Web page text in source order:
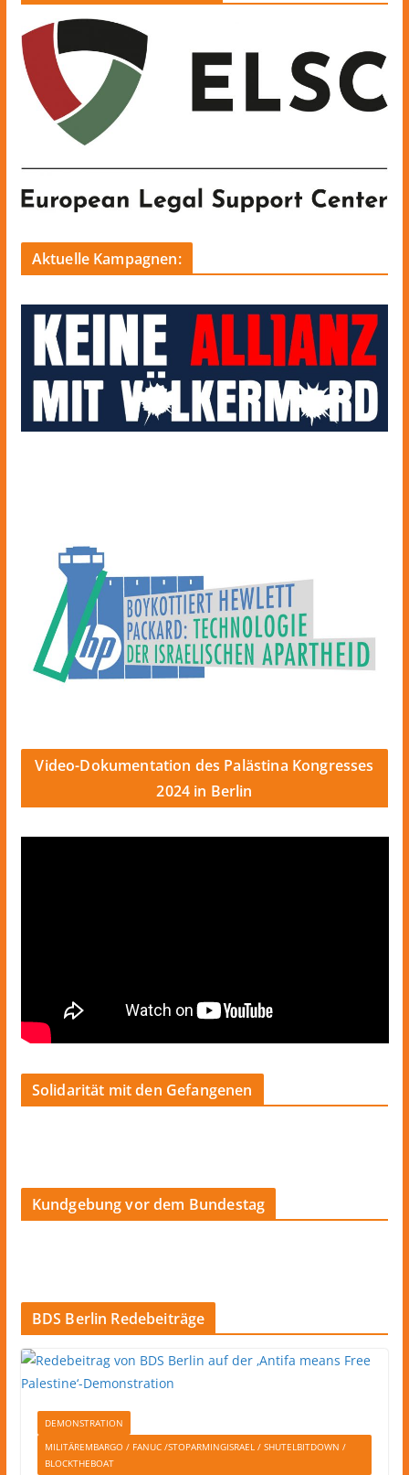
Aktuelle Kampagnen:
Video-Dokumentation des Palästina Kongresses
2024 in Berlin
Solidarität mit den Gefangenen
Kundgebung vor dem Bundestag
BDS Berlin Redebeiträge
DEMONSTRATION
MILITÄREMBARGO / FANUC /STOPARMINGISRAEL / SHUTELBITDOWN /
BLOCKTHEBOAT